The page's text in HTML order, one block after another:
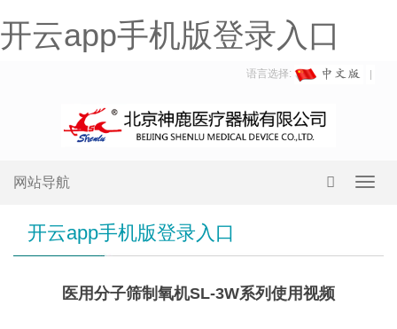
开云app手机版登录入口
语言选择:
网站导航
开云app手机版登录入口
医用分子筛制氧机SL-3W系列使用视频